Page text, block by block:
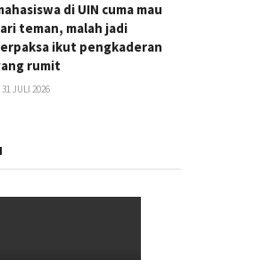
di UIN cuma mau
teman, malah jadi
ikut pengkaderan
rumit
31 JULI 2026